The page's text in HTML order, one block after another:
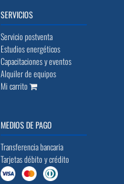
SERVICIOS
Servicio postventa
Estudios energéticos
Capacitaciones y eventos
Alquiler de equipos
Mi carrito
MEDIOS DE PAGO
Transferencia bancaria
Tarjetas débito y crédito